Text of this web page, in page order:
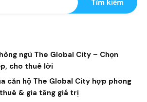
Tìm kiếm
ngủ The Global City – Chọn
cho thuê lời
căn hộ The Global City hợp phong
& gia tăng giá trị